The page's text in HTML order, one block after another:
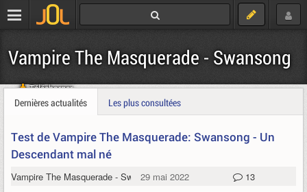
Vampire The Masquerade - Swansong
Télécharger
Dernières actualités
Les plus consultées
Test de Vampire The Masquerade: Swansong - Un
Descendant mal né
Vampire The Masquerade - Swansong29 mai 2022 13